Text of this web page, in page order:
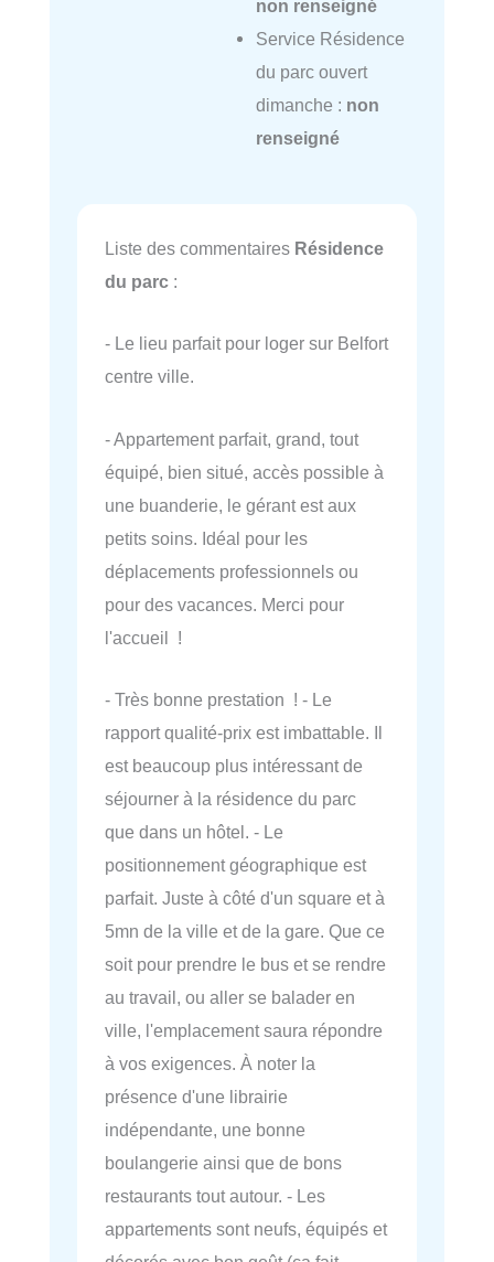
non renseigné
Service Résidence
du parc ouvert
dimanche : non
renseigné
Liste des commentaires Résidence
du parc :
- Le lieu parfait pour loger sur Belfort
centre ville.
- Appartement parfait, grand, tout
équipé, bien situé, accès possible à
une buanderie, le gérant est aux
petits soins. Idéal pour les
déplacements professionnels ou
pour des vacances. Merci pour
l'accueil !
- Très bonne prestation ! - Le
rapport qualité-prix est imbattable. Il
est beaucoup plus intéressant de
séjourner à la résidence du parc
que dans un hôtel. - Le
positionnement géographique est
parfait. Juste à côté d'un square et à
5mn de la ville et de la gare. Que ce
soit pour prendre le bus et se rendre
au travail, ou aller se balader en
ville, l'emplacement saura répondre
à vos exigences. À noter la
présence d'une librairie
indépendante, une bonne
boulangerie ainsi que de bons
restaurants tout autour. - Les
appartements sont neufs, équipés et